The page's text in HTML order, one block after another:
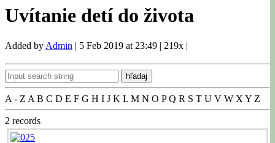
Uvítanie detí do života
Added by Admin | 5 Feb 2019 at 23:49 | 219x |
hľadaj
A - Z A B C D E F G H I J K L M N O PQ R S T U V W X Y Z
2 records